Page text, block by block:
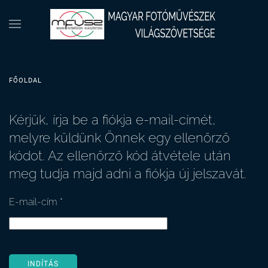
FŐOLDAL
Kérjük, írja be a fiókja e-mail-címét,
melyre küldünk Önnek egy ellenőrző
kódot. Az ellenőrző kód átvétele után
meg tudja majd adni a fiókja új jelszavát.
E-mail-cím *
INDÍTÁS